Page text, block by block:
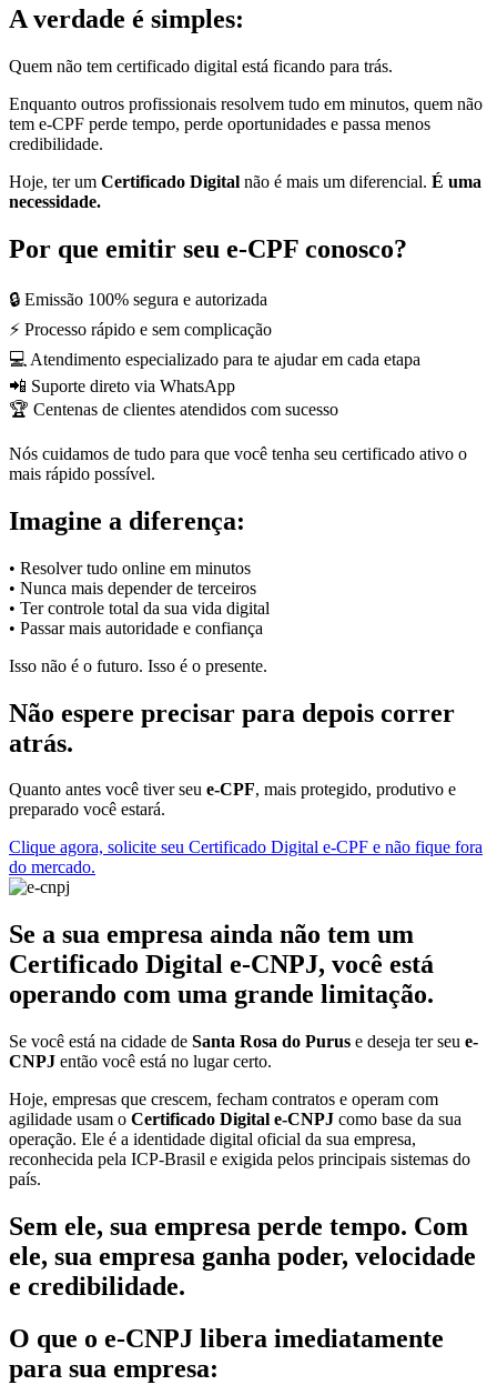
A verdade é simples:
Quem não tem certificado digital está ficando para trás.
Enquanto outros profissionais resolvem tudo em minutos, quem não
tem e-CPF perde tempo, perde oportunidades e passa menos
credibilidade.
Hoje, ter um Certificado Digital não é mais um diferencial. É uma
necessidade.
Por que emitir seu e-CPF conosco?
🔒 Emissão 100% segura e autorizada
⚡ Processo rápido e sem complicação
💻 Atendimento especializado para te ajudar em cada etapa
📲 Suporte direto via WhatsApp
🏆 Centenas de clientes atendidos com sucesso
Nós cuidamos de tudo para que você tenha seu certificado ativo o
mais rápido possível.
Imagine a diferença:
• Resolver tudo online em minutos
• Nunca mais depender de terceiros
• Ter controle total da sua vida digital
• Passar mais autoridade e confiança
Isso não é o futuro. Isso é o presente.
Não espere precisar para depois correr
atrás.
Quanto antes você tiver seu e-CPF, mais protegido, produtivo e
preparado você estará.
Clique agora, solicite seu Certificado Digital e-CPF e não fique fora
do mercado.
Se a sua empresa ainda não tem um
Certificado Digital e-CNPJ, você está
operando com uma grande limitação.
Se você está na cidade de Santa Rosa do Purus e deseja ter seu e-
CNPJ então você está no lugar certo.
Hoje, empresas que crescem, fecham contratos e operam com
agilidade usam o Certificado Digital e-CNPJ como base da sua
operação. Ele é a identidade digital oficial da sua empresa,
reconhecida pela ICP-Brasil e exigida pelos principais sistemas do
país.
Sem ele, sua empresa perde tempo. Com
ele, sua empresa ganha poder, velocidade
e credibilidade.
O que o e-CNPJ libera imediatamente
para sua empresa: